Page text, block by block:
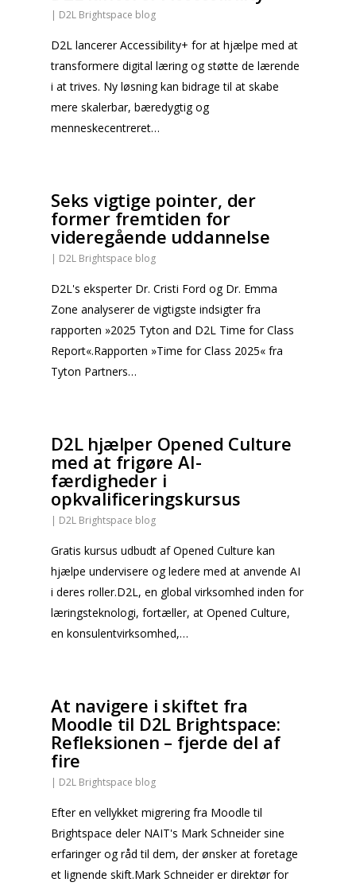
| D2L Brightspace blog
D2L lancerer Accessibility+ for at hjælpe med at
transformere digital læring og støtte de lærende
i at trives. Ny løsning kan bidrage til at skabe
mere skalerbar, bæredygtig og
menneskecentreret…
Seks vigtige pointer, der
former fremtiden for
videregående uddannelse
| D2L Brightspace blog
D2L's eksperter Dr. Cristi Ford og Dr. Emma
Zone analyserer de vigtigste indsigter fra
rapporten »2025 Tyton and D2L Time for Class
Report«.Rapporten »Time for Class 2025« fra
Tyton Partners…
D2L hjælper Opened Culture
med at frigøre AI-
færdigheder i
opkvalificeringskursus
| D2L Brightspace blog
Gratis kursus udbudt af Opened Culture kan
hjælpe undervisere og ledere med at anvende AI
i deres roller.D2L, en global virksomhed inden for
læringsteknologi, fortæller, at Opened Culture,
en konsulentvirksomhed,…
At navigere i skiftet fra
Moodle til D2L Brightspace:
Refleksionen – fjerde del af
fire
| D2L Brightspace blog
Efter en vellykket migrering fra Moodle til
Brightspace deler NAIT's Mark Schneider sine
erfaringer og råd til dem, der ønsker at foretage
et lignende skift.Mark Schneider er direktør for